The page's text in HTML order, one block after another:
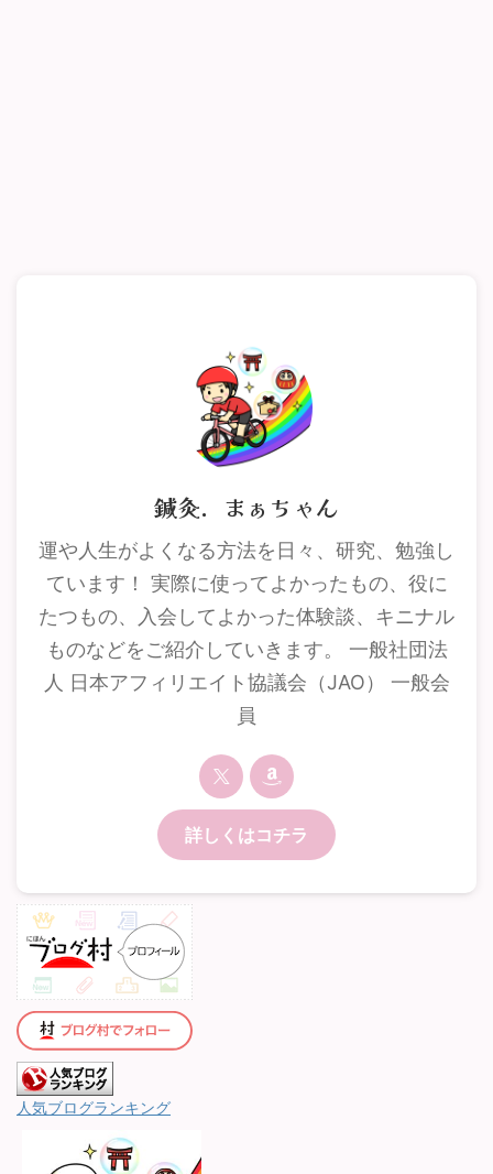
鍼灸．まぁちゃん
運や人生がよくなる方法を日々、研究、勉強し
ています！ 実際に使ってよかったもの、役に
たつもの、入会してよかった体験談、キニナル
ものなどをご紹介していきます。 一般社団法
人 日本アフィリエイト協議会（JAO） 一般会
員
詳しくはコチラ
人気ブログランキング